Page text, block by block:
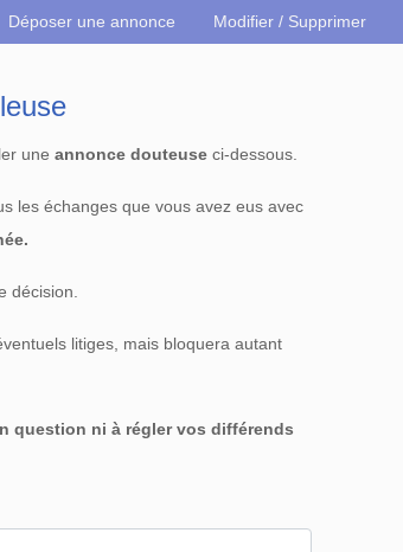
Déposer une annonce Modifier / Supprimer
une annonce douteuse ci-dessous.
les échanges que vous avez eus avec
décision.
litiges, mais bloquera autant
question ni à régler vos différends